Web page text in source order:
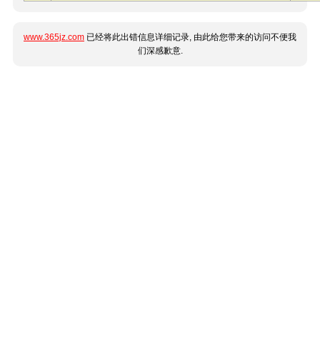
www.365jz.com 已经将此出错信息详细记录, 由此给您带来的访问不便我
们深感歉意.